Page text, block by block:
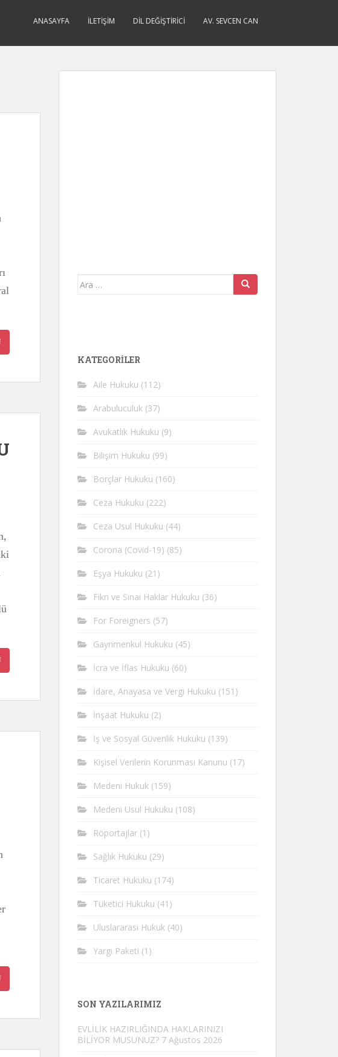
ANASAYFA İLETIŞIM DIL DEĞIŞTIRICI AV. SEVCEN CAN
Arama
KATEGORİLER
Aile Hukuku (112)
Arabuluculuk (37)
Avukatlık Hukuku (9)
Bilişim Hukuku (99)
Borçlar Hukuku (160)
Ceza Hukuku (222)
Ceza Usul Hukuku (44)
Corona (Covid-19) (85)
Eşya Hukuku (21)
Fikri ve Sinai Haklar Hukuku (36)
For Foreigners (57)
Gayrimenkul Hukuku (45)
İcra ve İflas Hukuku (60)
İdare, Anayasa ve Vergi Hukuku (151)
İnşaat Hukuku (2)
İş ve Sosyal Güvenlik Hukuku (139)
Kişisel Verilerin Korunması Kanunu (17)
Medeni Hukuk (159)
Medeni Usul Hukuku (108)
Röportajlar (1)
Sağlık Hukuku (29)
Ticaret Hukuku (174)
Tüketici Hukuku (41)
Uluslararası Hukuk (40)
Yargı Paketi (1)
SON YAZILARIMIZ
EVLİLİK HAZIRLIĞINDA HAKLARINIZI
BİLİYOR MUSUNUZ? 7 Ağustos 2026